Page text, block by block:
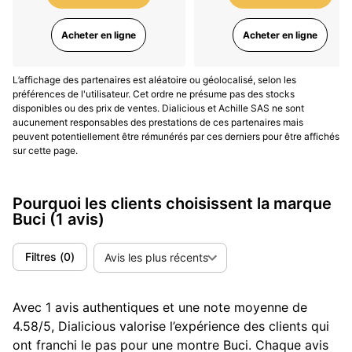
dimension littéraire tangible.
La collection « Garde-
temps » offre un socle intemporel, quand les
critère de choix tient surtout à la teinte, au message
gravé et au niveau de singularité souhaité. Avant
d’acheter, confrontez votre préférence esthétique et
l’usage réel grâceaux avis clients Dialicious.
Acheter en ligne Acheter en ligne
L’affichage des partenaires est aléatoire ou géolocalisé, selon les
préférences de l'utilisateur. Cet ordre ne présume pas des stocks
disponibles ou des prix de ventes. Dialicious et Achille SAS ne sont
aucunement responsables des prestations de ces partenaires mais
peuvent potentiellement être rémunérés par ces derniers pour être affichés
sur cette page.
Pourquoi les clients choisissent la marque
Buci (1 avis)
Filtres (0) Avis les plus récents
Avec 1 avis authentiques et une note moyenne de
4.58/5, Dialicious valorise l’expérience des clients qui
ont franchi le pas pour une montre Buci. Chaque avis